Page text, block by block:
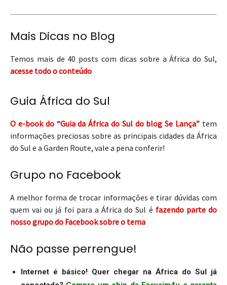
Mais Dicas no Blog
Temos mais de 40 posts com dicas sobre a África do Sul,
acesse todo o conteúdo
Guia África do Sul
O e-book do “Guia da África do Sul do blog Se Lança” tem
informações preciosas sobre as principais cidades da África
do Sul e a Garden Route, vale a pena conferir!
Grupo no Facebook
A melhor forma de trocar informações e tirar dúvidas com
quem vai ou já foi para a África do Sul é fazendo parte do
nosso grupo do Facebook sobre o tema
Não passe perrengue!
Internet é básico! Quer chegar na África do Sul já